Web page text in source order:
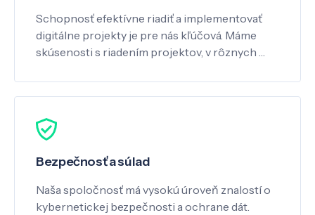
Schopnosť efektívne riadiť a implementovať
digitálne projekty je pre nás kľúčová. Máme
skúsenosti s riadením projektov, v rôznych …
Bezpečnosť a súlad
Naša spoločnosť má vysokú úroveň znalostí o
kybernetickej bezpečnosti a ochrane dát.